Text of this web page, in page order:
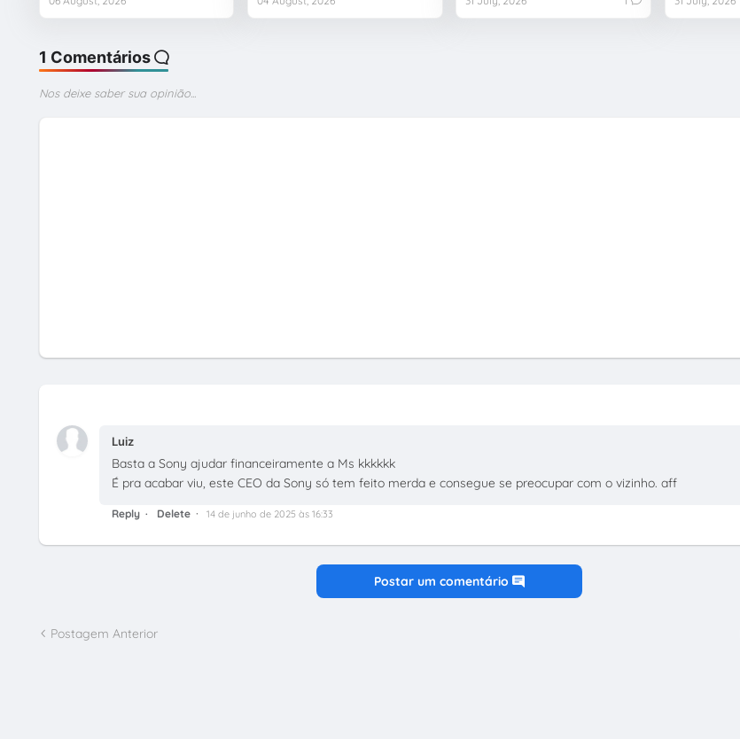
1 Comentários
Nos deixe saber sua opinião...
Luiz
Basta a Sony ajudar financeiramente a Ms kkkkkk
É pra acabar viu, este CEO da Sony só tem feito merda e consegue se preocupar com o vizinho. aff
Reply Delete 14 de junho de 2025 às 16:33
Postar um comentário
Postagem Anterior